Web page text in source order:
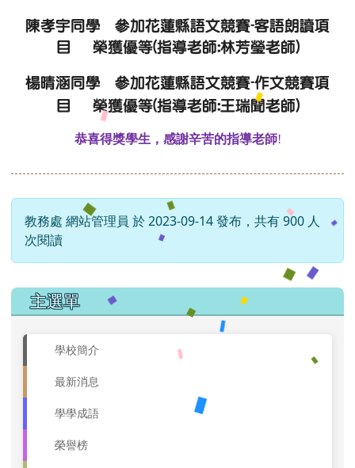
陳孝宇同學 參加花蓮縣語文競賽-客語朗讀項
目 榮獲優等(指導老師:林芳瑩老師)
楊晴涵同學 參加花蓮縣語文競賽-作文競賽項
目 榮獲優等(指導老師:王瑞聞老師)
恭喜得獎學生，感謝辛苦的指導老師!
教務處 網站管理員 於 2023-09-14 發布，共有 900 人
次閱讀
左邊區域內容
主選單
學校簡介
最新消息
學學成語
榮譽榜